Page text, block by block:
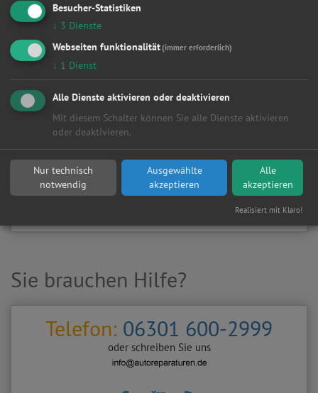
Alt-Kaulsdorf 61
12621
Berlin
Autowerkstatt
Kundenanfragen erhalten?
▶ Werkstatt aktivieren
Sie möchten aufAutoreparaturen.dean dieseKFZ-Werkstatt
eine kostenlose und unverbindliche Reparaturanfrage
stellen?
Werkstattanfrage stellen
Sie brauchen Hilfe?
Telefon: 06301 600-2999
oder schreiben Sie uns
Besucher-Statistiken
↓ 3 Dienste
Webseiten funktionalität(immer erforderlich)
↓ 1 Dienst
Alle Dienste aktivieren oder deaktivieren
Mit diesem Schalter können Sie alle Dienste aktivieren
oder deaktivieren.
Nur technisch
notwendig
Ausgewählte
akzeptieren
Alle
akzeptieren
Realisiert mit Klaro!